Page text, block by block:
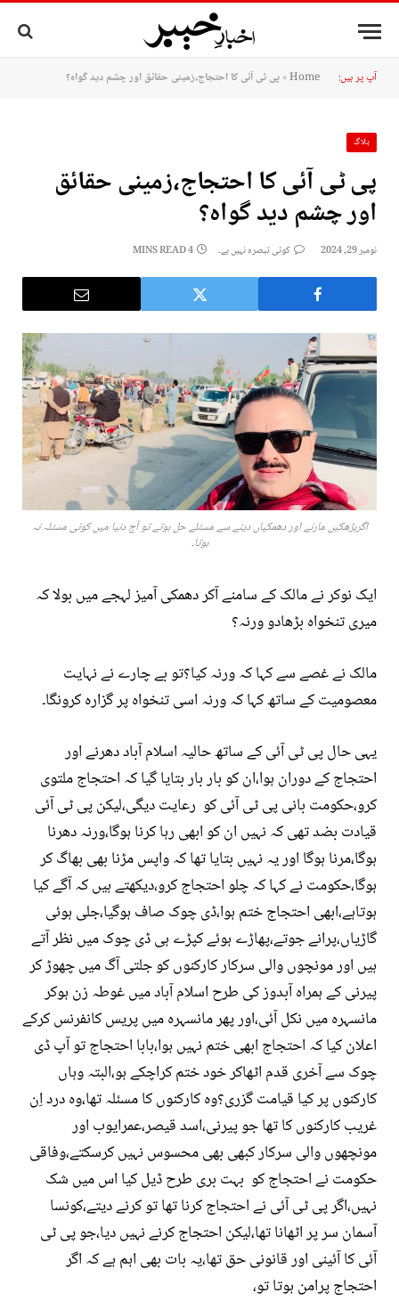
آپ پر ہیں: Home
»پی ٹی آئی کا احتجاج،زمینی حقائق اور چشم دید گواہ؟
بلاگ
پی ٹی آئی کا احتجاج،زمینی حقائق
اور چشم دید گواہ؟
نومبر 29, 2024 کوئی تبصرہ نہیں ہے۔ 4 MINS READ
اگربڑھکیں مارنے اور دھمکیاں دینے سے مسئلے حل ہوتے تو آج دنیا میں کوئی مسئلہ نہ
ہوتا۔
ایک نوکر نے مالک کے سامنے آکر دھمکی آمیز لہجے میں بولا کہ
میری تنخواہ بڑھادو ورنہ؟
مالک نے غصے سے کہا کہ ورنہ کیا؟تو بے چارے نے نہایت
معصومیت کے ساتھ کہا کہ ورنہ اسی تنخواہ پر گزارہ کرونگا۔
یہی حال پی ٹی آئی کے ساتھ حالیہ اسلام آباد دھرنے اور
احتجاج کے دوران ہوا،ان کو بار بار بتایا گیا کہ احتجاج ملتوی
کرو،حکومت بانی پی ٹی آئی کو رعایت دیگی،لیکن پی ٹی آئی
قیادت بضد تھی کہ نہیں ان کو ابھی رہا کرنا ہوگا،ورنہ دھرنا
ہوگا،مرنا ہوگا اور یہ نہیں بتایا تھا کہ واپس مڑنا بھی بھاگ کر
ہوگا،حکومت نے کہا کہ چلو احتجاج کرو،دیکھتے ہیں کہ آگے کیا
ہوتاہے،ابھی احتجاج ختم ہوا،ڈی چوک صاف ہوگیا،جلی ہوئی
گاڑیاں،پرانے جوتے،پھاڑے ہوئے کپڑے ہی ڈی چوک میں نظر آتے
ہیں اور مونچوں والی سرکار کارکنوں کو جلتی آگ میں چھوڑ کر
پیرنی کے ہمراہ آبدوز کی طرح اسلام آباد میں غوطہ زن ہوکر
مانسہرہ میں نکل آئی،اور پھر مانسہرہ میں پریس کانفرنس کرکے
اعلان کیا کہ احتجاج ابھی ختم نہیں ہوا،بابا احتجاج تو آپ ڈی
چوک سے آخری قدم اٹھاکر خود ختم کراچکے ہو،البتہ وہاں
کارکنوں پر کیا قیامت گزری؟وہ کارکنوں کا مسئلہ تھا،وہ درد اِن
غریب کارکنوں کا تھا جو پیرنی،اسد قیصر،عمرایوب اور
مونچھوں والی سرکار کبھی بھی محسوس نہیں کرسکتے،وفاقی
حکومت نے احتجاج کو بہت بری طرح ڈیل کیا اس میں شک
نہیں،اگر پی ٹی آئی نے احتجاج کرنا تھا تو کرنے دیتے،کونسا
آسمان سر پر اٹھانا تھا،لیکن احتجاج کرنے نہیں دیا،جو پی ٹی
آئی کا آئینی اور قانونی حق تھا،یہ بات بھی اہم ہے کہ اگر
احتجاج پرامن ہوتا تو،